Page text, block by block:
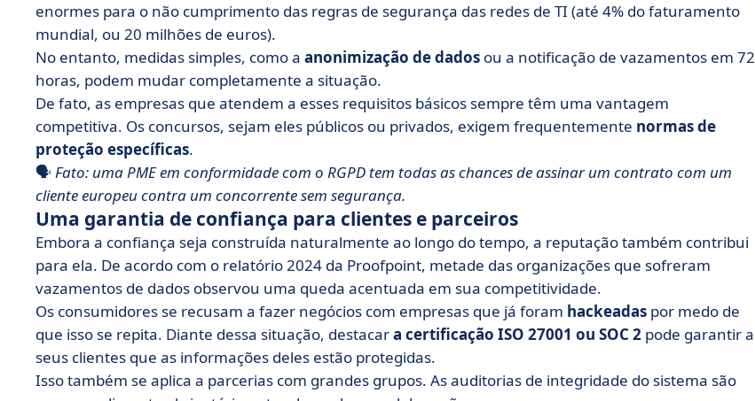
enormes para o não cumprimento das regras de segurança das redes de TI (até 4% do faturamento
mundial, ou 20 milhões de euros).
No entanto, medidas simples, como a anonimização de dados ou a notificação de vazamentos em 72
horas, podem mudar completamente a situação.
De fato, as empresas que atendem a esses requisitos básicos sempre têm uma vantagem
competitiva. Os concursos, sejam eles públicos ou privados, exigem frequentemente normas de
proteção específicas.
🗣️Fato: uma PME em conformidade com o RGPD tem todas as chances de assinar um contrato com um
cliente europeu contra um concorrente sem segurança.
Uma garantia de confiança para clientes e parceiros
Embora a confiança seja construída naturalmente ao longo do tempo, a reputação também contribui
para ela. De acordo com o relatório 2024 da Proofpoint, metade das organizações que sofreram
vazamentos de dados observou uma queda acentuada em sua competitividade.
Os consumidores se recusam a fazer negócios com empresas que já foram hackeadas por medo de
que isso se repita. Diante dessa situação, destacara certificação ISO 27001 ou SOC 2 pode garantir a
seus clientes que as informações deles estão protegidas.
Isso também se aplica a parcerias com grandes grupos. As auditorias de integridade do sistema são